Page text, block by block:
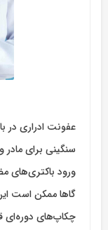
عفونت ادراری در
سنگینی برای
ورود باکتری‌های
گاها ممکن است
چکاپ‌های دوره‌ای